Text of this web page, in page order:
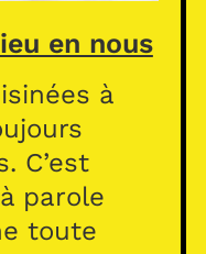
en nous
à
C’est
parole
toute